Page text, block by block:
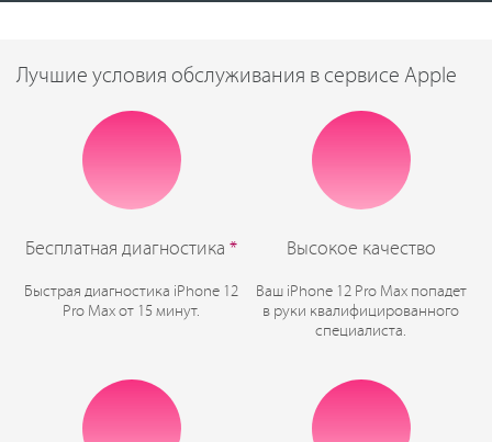
Лучшие условия обслуживания в сервисе Apple
Бесплатная диагностика *
Быстрая диагностика iPhone 12
Pro Max от 15 минут.
Высокое качество
Ваш iPhone 12 Pro Max попадет
в руки квалифицированного
специалиста.